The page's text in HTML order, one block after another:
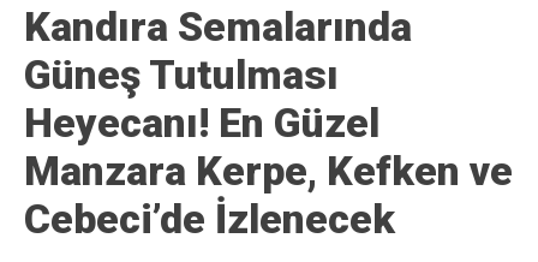
Kandıra Semalarında
Güneş Tutulması
Heyecanı! En Güzel
Manzara Kerpe, Kefken ve
Cebeci’de İzlenecek